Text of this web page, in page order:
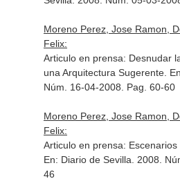
Moreno Perez, Jose Ramon,
Felix:
Articulo en prensa: Desnudar
una Arquitectura Sugerente.
Núm. 16-04-2008. Pag. 60-60
Moreno Perez, Jose Ramon,
Felix:
Articulo en prensa:
En: Diario de Sevilla . 2008.
46